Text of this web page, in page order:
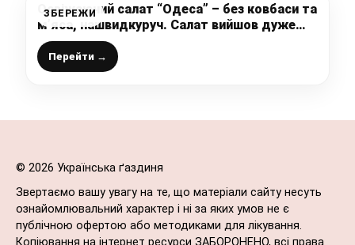
ЗБЕРЕЖИ
Освіжаючий салат “Одеса” – без ковбаси та
м’яса, нашвидкуруч. Салат вийшов дуже
ситним та смачним
Перейти →
© 2026 Українська ґаздиня
Звертаємо вашу увагу на те, що матеріали сайту несуть
ознайомлювальний характер і ні за яких умов не є
публічною офертою або методиками для лікування.
Копіювання на інтернет ресурси ЗАБОРОНЕНО, всі права